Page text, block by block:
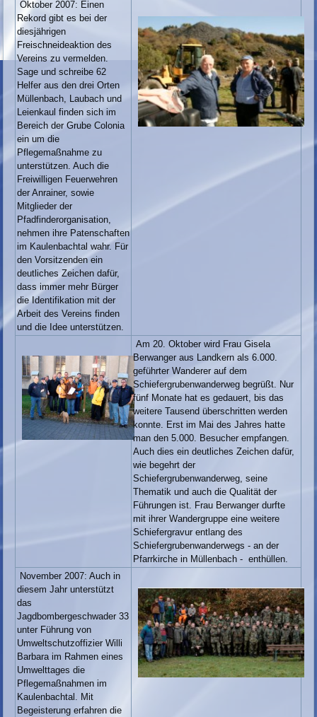
Oktober 2007: Einen
Rekord gibt es bei der
diesjährigen
Freischneideaktion des
Vereins zu vermelden.
Sage und schreibe 62
Helfer aus den drei Orten
Müllenbach, Laubach und
Leienkaul finden sich im
Bereich der Grube Colonia
ein um die
Pflegemaßnahme zu
unterstützen. Auch die
Freiwilligen Feuerwehren
der Anrainer, sowie
Mitglieder der
Pfadfinderorganisation,
nehmen ihre Patenschaften
im Kaulenbachtal wahr. Für
den Vorsitzenden ein
deutliches Zeichen dafür,
dass immer mehr Bürger
die Identifikation mit der
Arbeit des Vereins finden
und die Idee unterstützen.
Am 20. Oktober wird Frau Gisela
Berwanger aus Landkern als 6.000.
geführter Wanderer auf dem
Schiefergrubenwanderweg begrüßt. Nur
fünf Monate hat es gedauert, bis das
weitere Tausend überschritten werden
konnte. Erst im Mai des Jahres hatte
man den 5.000. Besucher empfangen.
Auch dies ein deutliches Zeichen dafür,
wie begehrt der
Schiefergrubenwanderweg, seine
Thematik und auch die Qualität der
Führungen ist. Frau Berwanger durfte
mit ihrer Wandergruppe eine weitere
Schiefergravur entlang des
Schiefergrubenwanderwegs - an der
Pfarrkirche in Müllenbach - enthüllen.
November 2007: Auch in
diesem Jahr unterstützt
das
Jagdbombergeschwader 33
unter Führung von
Umweltschutzoffizier Willi
Barbara im Rahmen eines
Umwelttages die
Pflegemaßnahmen im
Kaulenbachtal. Mit
Begeisterung erfahren die